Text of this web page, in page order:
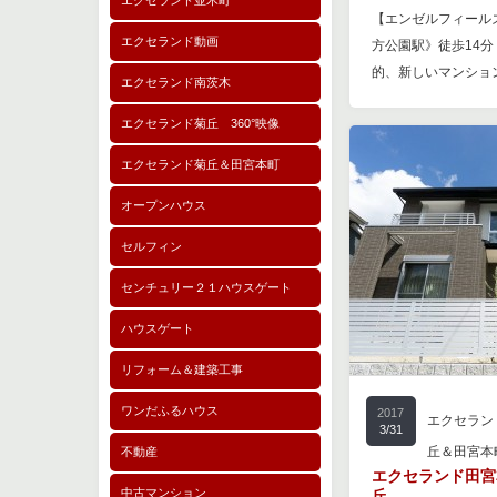
エクセランド動画
エクセランド南茨木
エクセランド菊丘 360°映像
エクセランド菊丘＆田宮本町
オープンハウス
セルフィン
センチュリー２１ハウスゲート
ハウスゲート
リフォーム＆建築工事
ワンだふるハウス
不動産
中古マンション
【エンゼルフィー
方公園駅》徒歩14
的、新しいマンシ
2017
3/31
エクセラ
丘＆田宮本
エクセランド田